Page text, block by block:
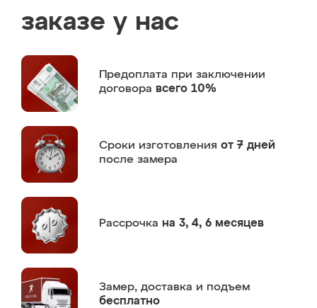
заказе у нас
Предоплата при заключении
договора всего 10%
Сроки изготовления от 7 дней
после замера
Рассрочка на 3, 4, 6 месяцев
Замер, доставка и подъем
бесплатно